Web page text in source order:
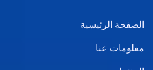
الصفحة الرئيسية
معلومات عنا